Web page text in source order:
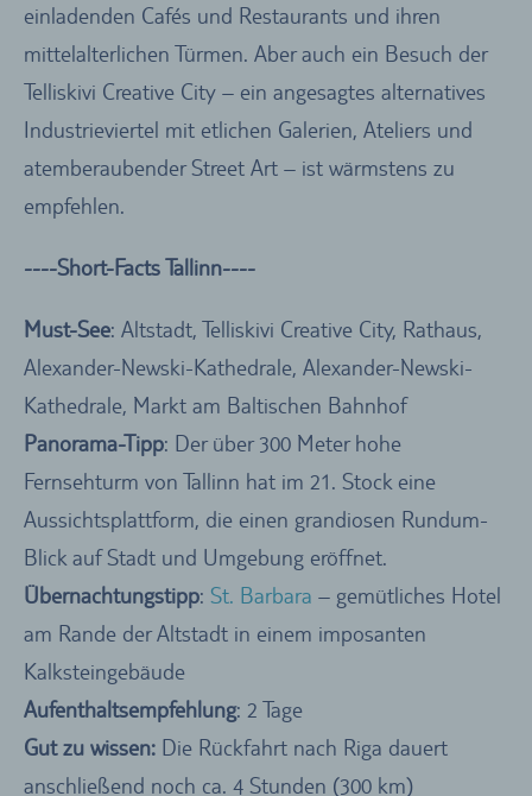
einladenden Cafés und Restaurants und ihren
mittelalterlichen Türmen. Aber auch ein Besuch der
Telliskivi Creative City – ein angesagtes alternatives
Industrieviertel mit etlichen Galerien, Ateliers und
atemberaubender Street Art – ist wärmstens zu
empfehlen.
----Short-Facts Tallinn----
Must-See: Altstadt, Telliskivi Creative City, Rathaus,
Alexander-Newski-Kathedrale, Alexander-Newski-
Kathedrale, Markt am Baltischen Bahnhof
Panorama-Tipp: Der über 300 Meter hohe
Fernsehturm von Tallinn hat im 21. Stock eine
Aussichtsplattform, die einen grandiosen Rundum-
Blick auf Stadt und Umgebung eröffnet.
Übernachtungstipp: St. Barbara – gemütliches Hotel
am Rande der Altstadt in einem imposanten
Kalksteingebäude
Aufenthaltsempfehlung: 2 Tage
Gut zu wissen: Die Rückfahrt nach Riga dauert
anschließend noch ca. 4 Stunden (300 km)